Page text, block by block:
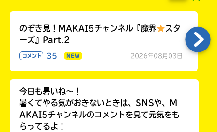
のぞき見！MAKAI5チャンネル『魔界
スタ
ーズ』Part.2
コメント 35 NEW 2026年08月03日
今日も暑いね〜！
暑くてやる気がおきないときは、SNSや、M
AKAI5チャンネルのコメントを見て元気をも
らってるよ！